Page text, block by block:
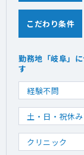
こだわり条件
勤務地「岐阜」
す
経験不問
土・日・祝休
クリニック